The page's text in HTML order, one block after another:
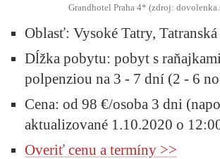
Grandhotel Praha 4* (zdroj:
Oblasť: Vysoké Tatry,
Dĺžka pobytu: pobyt s
polpenziou na 3 - 7 dní (2 - 6
Cena: od 98 €/osoba 3 dni
aktualizované 1.10.2020 o
Overiť cenu a termíny >>